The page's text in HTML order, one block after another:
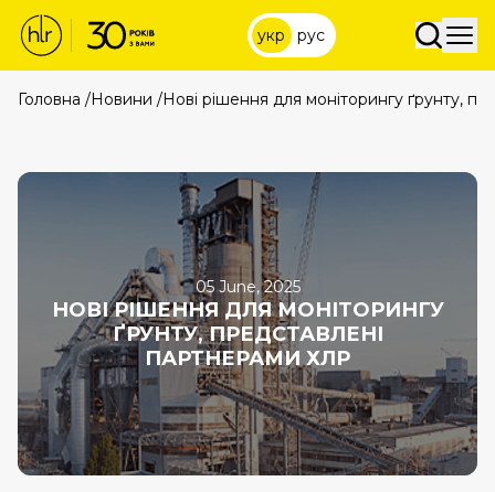
укр рус
Головна /Новини /Нові рішення для моніторингу ґрунту,
05 June, 2025
НОВІ РІШЕННЯ ДЛЯ МОНІТОРИНГУ
ҐРУНТУ, ПРЕДСТАВЛЕНІ
ПАРТНЕРАМИ ХЛР